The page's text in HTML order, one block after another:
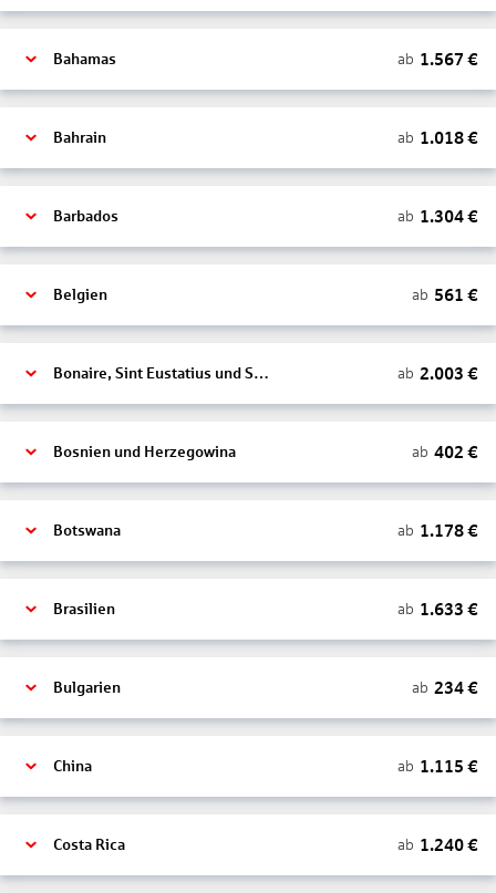
Bahamas ab 1.567 €
Bahrain ab 1.018€
Barbados ab 1.304€
Belgien ab 561 €
Bonaire, Sint Eustatius und Saba ab 2.003 €
Bosnien und Herzegowina ab 402 €
Botswana ab 1.178€
Brasilien ab 1.633 €
Bulgarien ab 234€
China ab 1.115 €
Costa Rica ab 1.240€